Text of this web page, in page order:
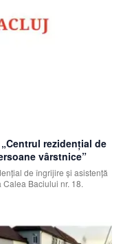
rezidențial de
vârstnice”
de îngrijire și asistență
Baciului nr. 18.